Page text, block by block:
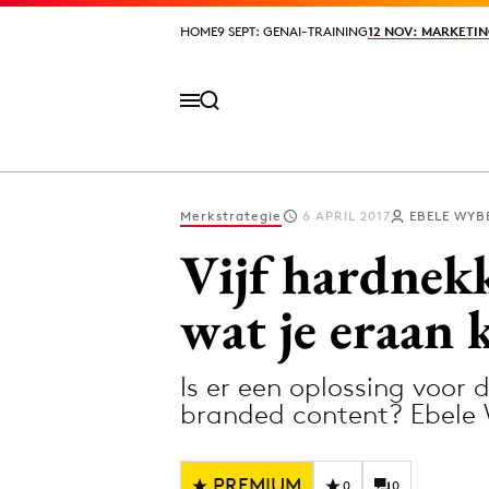
HOME9 SEPT: GENAI-TRAINING12 NOV:
HOME9 SEPT: GENAI-TRAINING12 NOV:
Design
Digital
Diversiteit
Merkstrategie 6 APRIL 2017 EBELE
Vijf
wat je eraan
Is er een oplossing voor
branded content?
0 0